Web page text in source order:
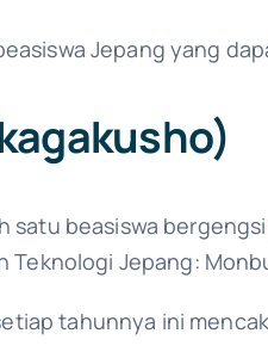
Jepang yang
satu beasiswa
Teknologi Jepang:
tahunnya ini